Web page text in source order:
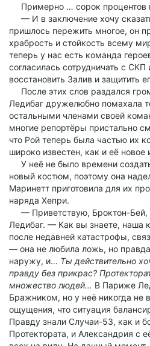
Примерно … сорок процентов
— И в заключение хочу
пришлось пережить многое, он
храбрость и стойкость всему
теперь у нас есть команда
согласилась сотрудничать с
восстановить Залив и защитить
После этих слов раздался
Ледибаг дружелюбно помахала
остальными членами своей
многие репортёры пристально
что Рой теперь была частью их
широко известен, как и её новое
У неё не было времени
новый костюм, поэтому она
Маринетт приготовила для их
наряда Хепри.
— Приветствую, Броктон-Бей,
Ледибаг. — Как вы знаете, наша
после недавней катастрофы,
— она не любила ложь, но
наружу, и… Ты действительно
правду без прикрас?
множество людей… В Париже
Бражником, но у неё никогда не
ощущения, что ситуация
Правду знали Случаи-53, как и
Протектората, и Александрия с